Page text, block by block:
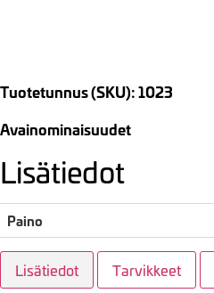
Tuotetunnus (SKU): 1023
Avainominaisuudet
Lisätiedot
Paino
Lisätiedot Tarvikkeet